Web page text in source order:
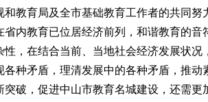
和教育局及全市基础教育工作者的共同努
省内教育已位居经济前列，和谐教育的音
性，在结合当前、当地社会经济发展状况
各种矛盾，理清发展中的各种矛盾，推动
突破，促进中山市教育名城建设，还需更